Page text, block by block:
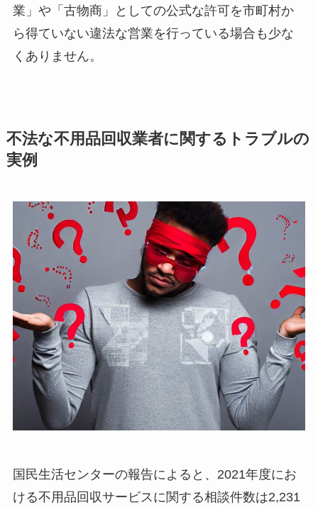
業」や「古物商」としての公式な許可を市町村か
ら得ていない違法な営業を行っている場合も少な
くありません。
不法な不用品回収業者に関するトラブルの
実例
国民生活センターの報告によると、2021年度にお
ける不用品回収サービスに関する相談件数は2,231